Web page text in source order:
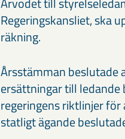
Regeringskansliet, ska
räkning.
Årsstämman
ersättningar till
regeringens riktlinjer
statligt ägande